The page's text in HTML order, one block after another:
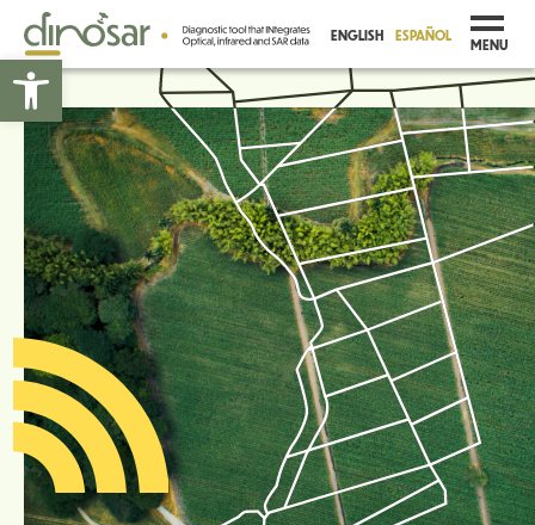
Abrir barra de herramientas
ENGLISH ESPAÑOL
MENU